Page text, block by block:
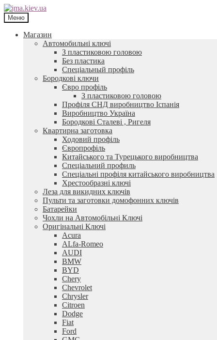
Перейти
до
навігації
Перейти
до
контенту
Меню
Магазин
Автомобильні ключі
З пластиковою головою
Без пластика
Спеціальный профіль
Бородкові ключи
Євро профіль
З пластиковою головою
Профіля СНД виробництво Іспанія
Виробництво Україна
Бородкові Сталеві , Ригеля
Квартирна заготовка
Ходовий профіль
Європрофіль
Китайського та Турецького виробництва
Спеціальний профиль
Спеціальні профіля китайського виробництва
Хрестообразні ключі
Леза для викидних ключів
Пульти та заготовки домофонних ключів
Батарейки
Чохли на Автомобільні Ключі
Оригінальні Ключі
Acura
ALfa-Romeo
AUDI
BMW
BYD
Chery
Chevrolet
Chrysler
Citroen
Dodge
Fiat
Ford